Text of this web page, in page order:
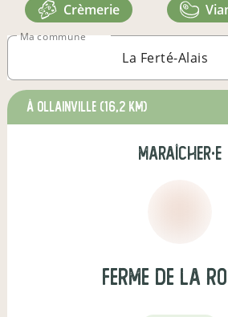
crèmerie
Ma commune
à Ollainville (16,2 km)
maraîcher·e
Ferme de La